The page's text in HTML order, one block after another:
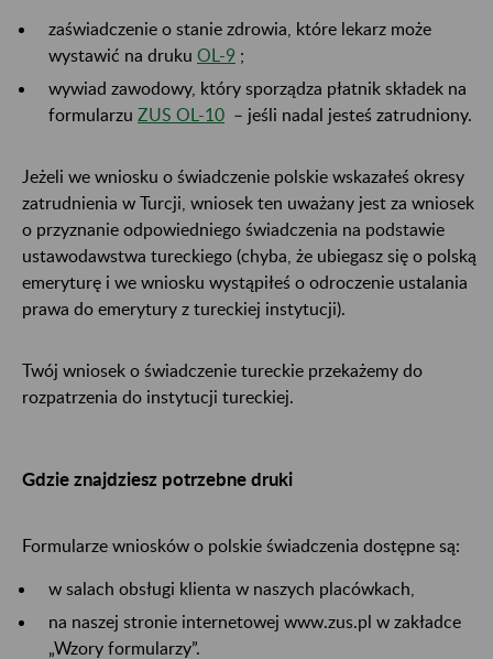
zaświadczenie o stanie zdrowia, które lekarz może
wystawić na druku OL-9 ;
wywiad zawodowy, który sporządza płatnik składek na
formularzu ZUS OL-10 – jeśli nadal jesteś zatrudniony.
Jeżeli we wniosku o świadczenie polskie wskazałeś okresy
zatrudnienia w Turcji, wniosek ten uważany jest za wniosek
o przyznanie odpowiedniego świadczenia na podstawie
ustawodawstwa tureckiego (chyba, że ubiegasz się o polską
emeryturę i we wniosku wystąpiłeś o odroczenie ustalania
prawa do emerytury z tureckiej instytucji).
Twój wniosek o świadczenie tureckie przekażemy do
rozpatrzenia do instytucji tureckiej.
Gdzie znajdziesz potrzebne druki
Formularze wniosków o polskie świadczenia dostępne są:
w salach obsługi klienta w naszych placówkach,
na naszej stronie internetowej www.zus.pl w zakładce
„Wzory formularzy”.